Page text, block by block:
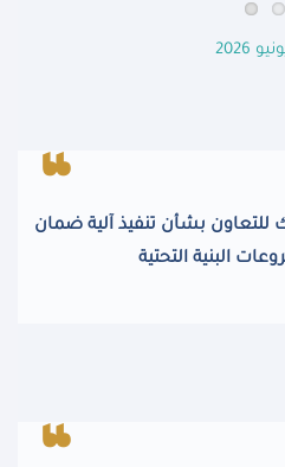
بشأن تنفيذ آلية ضمان
البنية التحتية